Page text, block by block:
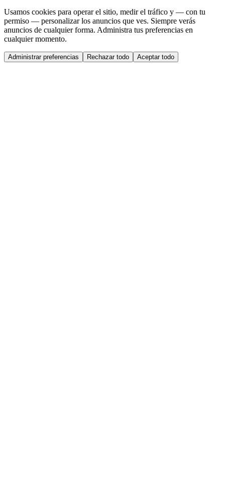
Usamos cookies para operar el sitio, medir el tráfico y — con tu
permiso — personalizar los anuncios que ves. Siempre verás
anuncios de cualquier forma. Administra tus preferencias en
cualquier momento.
Administrar preferencias Rechazar todo Aceptar todo